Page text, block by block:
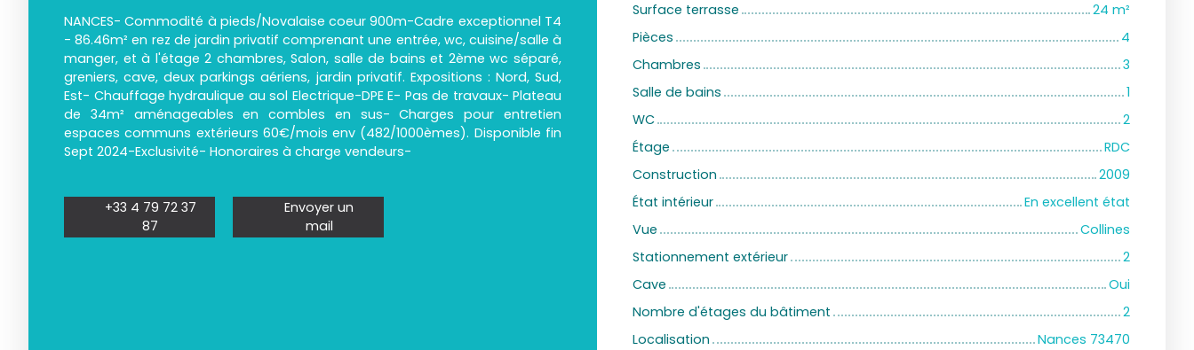
NANCES- Commodité à pieds/Novalaise coeur 900m-Cadre exceptionnel T4
- 86.46m² en rez de jardin privatif comprenant une entrée, wc, cuisine/salle à
manger, et à l'étage 2 chambres, Salon, salle de bains et 2ème wc séparé,
greniers, cave, deux parkings aériens, jardin privatif. Expositions : Nord, Sud,
Est- Chauffage hydraulique au sol Electrique-DPE E- Pas de travaux- Plateau
de 34m² aménageables en combles en sus- Charges pour entretien
espaces communs extérieurs 60€/mois env (482/1000èmes). Disponible fin
Sept 2024-Exclusivité- Honoraires à charge vendeurs-
+33 4 79 72 37
87
Envoyer un
mail
Surface terrasse
24 m²
Pièces
4
Chambres
3
Salle de bains
1
WC
2
Étage
RDC
Construction
2009
État intérieur
En excellent état
Vue
Collines
Stationnement extérieur
2
Cave
Oui
Nombre d'étages du bâtiment
2
Localisation
Nances 73470